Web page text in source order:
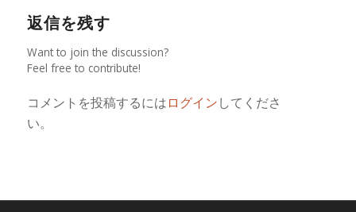
返信を残す
Want to join the discussion?
Feel free to contribute!
コメントを投稿するにはログインしてくださ
い。